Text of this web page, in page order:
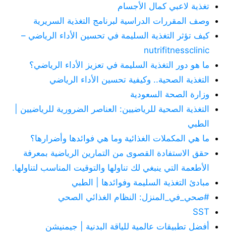
تغذية لاعبي كمال الأجسام
وصف المقررات الدراسية لبرنامج التغذية السريرية
كيف تؤثر التغذية السليمة في تحسين الأداء الرياضي –
nutrifitnessclinic
ما هو دور التغذية السليمة في تعزيز الأداء الرياضي؟
التغذية الصحية.. وكيفية تحسين الأداء الرياضي
وزارة الصحة السعودية
التغذية الصحية للرياضيين: العناصر الضرورية للرياضيين |
الطبي
ما هي المكملات الغذائية وما هي فوائدها وأضرارها؟
حقق الاستفادة القصوى من التمارين الرياضية بمعرفة
الأطعمة التي ينبغي لك تناولها والتوقيت المناسب لتناولها.
مبادئ التغذية السليمة وفوائدها | الطبي
#صحي_في_المنزل: النظام الغذائي الصحي
SST
أفضل تطبيقات عالمية للياقة البدنية | جيمنيشن